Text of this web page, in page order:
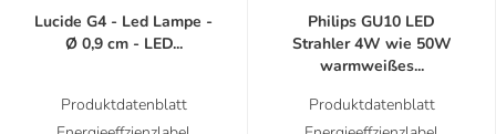
Lucide G4 - Led Lampe -
Ø 0,9 cm - LED...
Produktdatenblatt
Philips GU10 LED
Strahler 4W wie 50W
warmweißes...
Produktdatenblatt